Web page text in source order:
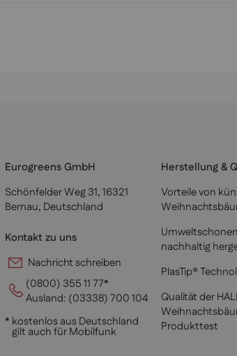
Eurogreens GmbH
Schönfelder Weg 31, 16321
Bernau, Deutschland
Kontakt zu uns
Nachricht schreiben
(0800) 355 11 77*
Ausland: (03338) 700 104
* kostenlos aus Deutschland
gilt auch für Mobilfunk
Herstellung &
Vorteile von
nachhaltig
PlasTip®
Qualität der
Produkttest